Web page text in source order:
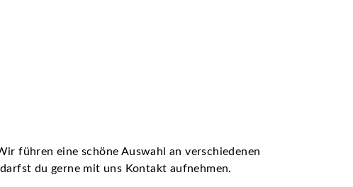
führen eine schöne Auswahl an verschiedenen
du gerne mit uns Kontakt aufnehmen.